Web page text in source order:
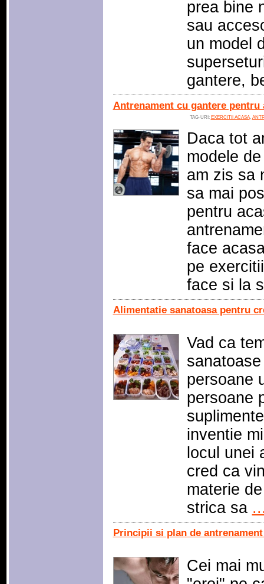
prea bine
sau
un model
gantere,
Antrenament cu gantere pentru
TAG-URI: EXERCITII ACASA,
Daca tot
modele
am zis sa
sa mai
pentru
face
pe
face si la
Alimentatie sanatoasa pentru
Vad ca
persoane
persoane
inventie
locul unei
cred ca
materie
strica sa
Principii si plan de
Cei mai